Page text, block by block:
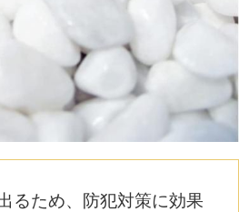
るため、防犯対策に効果